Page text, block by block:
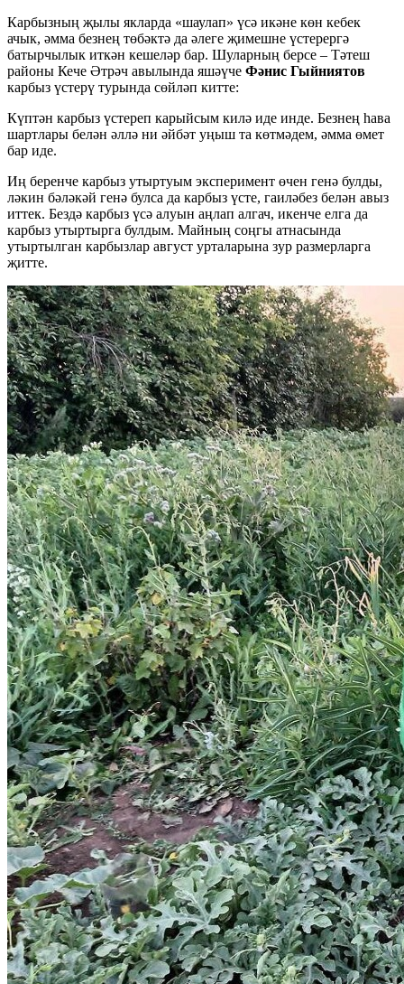
Карбызның җылы якларда «шаулап» үсә икәне көн кебек
ачык, әмма безнең төбәктә да әлеге җимешне үстерергә
батырчылык иткән кешеләр бар. Шуларның берсе – Тәтеш
районы Кече Әтрәч авылында яшәүче Фәнис Гыйниятов
карбыз үстерү турында сөйләп китте:
Күптән карбыз үстереп карыйсым килә иде инде. Безнең һава
шартлары белән әллә ни әйбәт уңыш та көтмәдем, әмма өмет
бар иде.
Иң беренче карбыз утыртуым эксперимент өчен генә булды,
ләкин бәләкәй генә булса да карбыз үсте, гаиләбез белән авыз
иттек. Бездә карбыз үсә алуын аңлап алгач, икенче елга да
карбыз утыртырга булдым. Майның соңгы атнасында
утыртылган карбызлар август урталарына зур размерларга
җитте.